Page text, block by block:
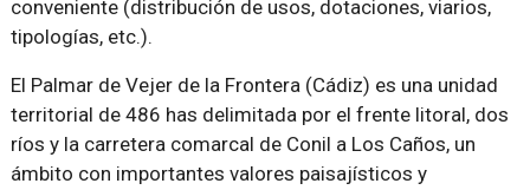
conveniente (distribución de usos, dotaciones, viarios,
tipologías, etc.).
El Palmar de Vejer de la Frontera (Cádiz) es una unidad
territorial de 486 has delimitada por el frente litoral, dos
ríos y la carretera comarcal de Conil a Los Caños, un
ámbito con importantes valores paisajísticos y